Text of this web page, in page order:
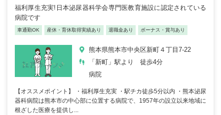
福利厚生充実!日本泌尿器科学会専門医教育施設に認定されている
病院です
車通勤OK 産休・育休取得実績あり 退職金あり ボーナス・賞与あり
熊本県熊本市中央区新町４丁目7-22
「新町」駅より 徒歩4分
病院
【オススメポイント】 ・福利厚生充実 ・駅チカ徒歩5分以内 ・熊本泌尿
器科病院は熊本市の中心部に位置する病院で、1957年の設立以来地域に
根ざした医療を提供し...